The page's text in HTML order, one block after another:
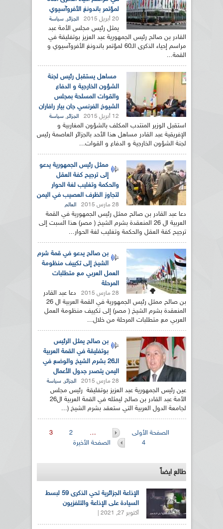
لمؤتمر باندونغ الأفروآسيوي
20 أبريل 2015 الجزائر, سياسة
يمثل رئيس مجلس الأمة عبد
القادر بن صالح رئيس الجمهورية عبد العزيز بوتفليقة في
مراسم إحياء الذكرى الـ60 لمؤتمر باندونغ الأفروآسيوي و
القمة...
مساهل يستقبل رئيس لجنة
الشؤون الخارجية و الدفاع
والقوات المسلحة بمجلس
الشيوخ الفرنسي جان بيار رافاران
12 أبريل 2015 الجزائر, سياسة
استقبل الوزير المنتدب المكلف بالشؤون المغاربية و
الإفريقية عبد القادر مساهل هذا الأحد بالجزائر العاصمة رئيس
لجنة الشؤون الخارجية و الدفاع و القوات...
ممثل رئيس الجمهورية يدعو
إلى ترجيح كفة العقل
والحكمة وتغليب لغة الحوار
لتجاوز الظرف العصيب في اليمن
28 مارس 2015 العالم
دعا عبد القادر بن صالح ممثل رئيس الجمهورية في القمة
العربية ال 26 المنعقدة بشرم الشيخ ( مصر) هذا السبت إلى
ترجيح كفة العقل والحكمة وتغليب لغة الحوار...
بن صالح يدعو في قمة شرم
الشيخ إلى تكييف منظومة
العمل العربي مع متطلبات
المرحلة
28 مارس 2015
دعا عبد القادر
بن صالح ممثل رئيس الجمهورية في القمة العربية ال 26
المنعقدة بشرم الشيخ ( مصر) إلى تكييف منظومة العمل
العربي مع متطلبات المرحلة من خلال...
بن صالح يمثل الرئيس
بوتفليقة في القمة العربية
الـ26 بشرم الشيخ والوضع في
اليمن يتصدر جدول الأعمال
28 مارس 2015 الجزائر, سياسة
عين رئيس الجمهورية عبد العزيز بوتفليقة رئيس مجلس
الأمة عبد القادر بن صالح ليمثله في القمة العربية ال26
لجامعة الدول العربية التي ستعقد بشرم الشيخ (...
الصفحات
الصفحة الأولى …
2
3
4
الصفحة الأخيرة
طالع ايضاً
الإذاعة الجزائرية تحي الذكرى 59 لبسط
السيادة على الإذاعة والتلفزيون
أكتوبر 27, 2021 |